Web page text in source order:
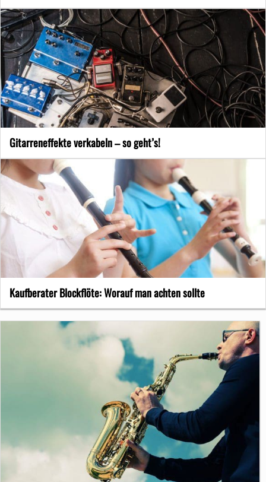
Gitarreneffekte verkabeln – so geht’s!
Kaufberater Blockflöte: Worauf man achten sollte